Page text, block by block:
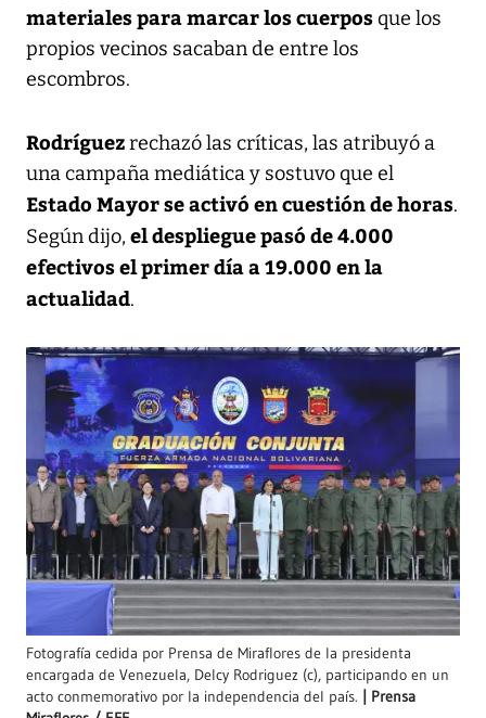
materiales para marcar los cuerposque los
propios vecinos sacaban de entre los
escombros.
Rodríguezrechazó las críticas, las atribuyó a
una campaña mediática y sostuvo que el
Estado Mayor se activó en cuestión de horas.
Según dijo, el despliegue pasó de 4.000
efectivos el primer día a 19.000 en la
actualidad.
Fotografía cedida por Prensa de Miraflores de la presidenta
encargada de Venezuela, Delcy Rodriguez (c), participando en un
acto conmemorativo por la independencia del país.
Prensa